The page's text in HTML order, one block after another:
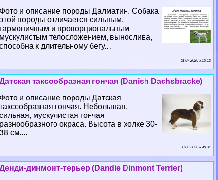
Фото и описание породы Далматин. Собака
этой породы отличается сильным,
гармоничным и пропорциональным
мускулистым телосложением, вынослива,
способна к длительному бегу....
01 07 2026 5:10:12
Датская таксообразная гончая (Danish Dachsbracke)
Фото и описание породы Датская
таксообразная гончая. Небольшая,
сильная, мускулистая гончая
разнообразного окраса. Высота в холке 30-
38 см....
30 06 2026 6:48:31
Денди-динмонт-терьер (Dandie Dinmont Terrier)